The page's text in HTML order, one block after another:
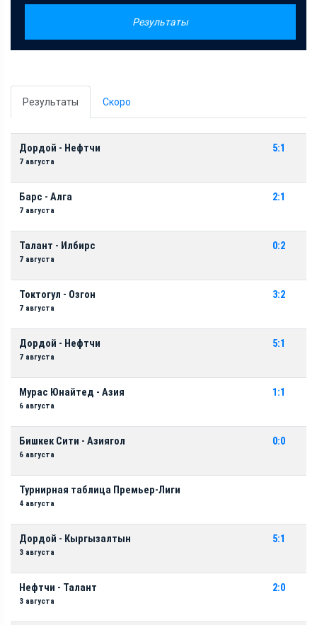
Результаты
Результаты Скоро
Дордой - Нефтчи
7 августа
5:1
Барс - Алга
7 августа
2:1
Талант - Илбирс
7 августа
0:2
Токтогул - Озгон
7 августа
3:2
Дордой - Нефтчи
7 августа
5:1
Мурас Юнайтед - Азия
6 августа
1:1
Бишкек Сити - Азиягол
6 августа
0:0
Турнирная таблица Премьер-Лиги
4 августа
Дордой - Кыргызалтын
3 августа
5:1
Нефтчи - Талант
3 августа
2:0